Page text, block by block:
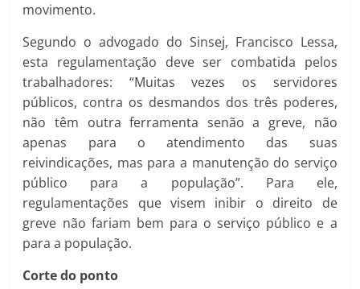
movimento.
Segundo o advogado do Sinsej, Francisco Lessa,
esta regulamentação deve ser combatida pelos
trabalhadores: “Muitas vezes os servidores
públicos, contra os desmandos dos três poderes,
não têm outra ferramenta senão a greve, não
apenas para o atendimento das suas
reivindicações, mas para a manutenção do serviço
público para a população”. Para ele,
regulamentações que visem inibir o direito de
greve não fariam bem para o serviço público e a
para a população.
Corte do ponto